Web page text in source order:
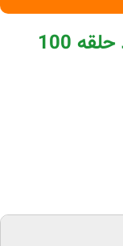
خرید سیم 1 افشان شیرکوه یزد حلقه 100